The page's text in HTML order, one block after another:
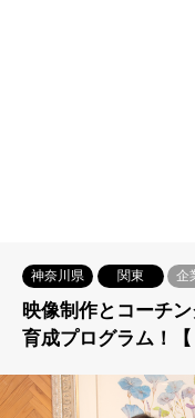
神奈川県 関東 企
映像制作とコーチ
育成プログラム！【